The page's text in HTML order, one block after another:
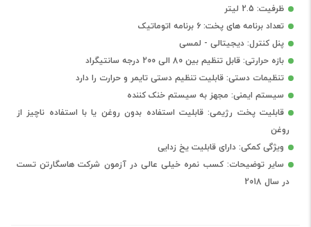
ظرفیت: 2.5 لیتر
تعداد برنامه های پخت: 6 برنامه اتوماتیک
پنل کنترل: دیجیتالی - لمسی
بازه حرارتی: قابل تنظیم بین 80 الی 200 درجه سانتیگراد
تنظیمات دستی: قابلیت تنظیم دستی تایمر و حرارت را دارد
سیستم ایمنی: مجهز به سیستم خنک کننده
قابلیت پخت رژیمی: قابلیت استفاده بدون روغن یا با استفاده ناچیز از
روغن
ویژگی کمکی: دارای قابلیت یخ زدایی
سایر توضیحات: کسب نمره خیلی عالی در آزمون شرکت هاسگارتن تست
در سال 2018